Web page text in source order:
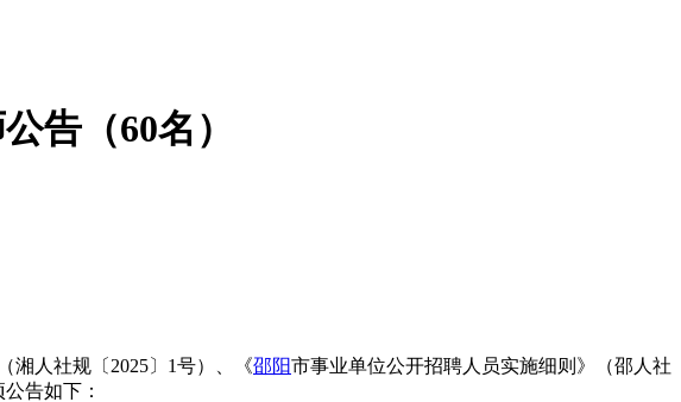
告（60名）
湘人社规〔2025〕1号）、《邵阳市事业单位公开招聘人员实施细则》（邵人社
告如下：